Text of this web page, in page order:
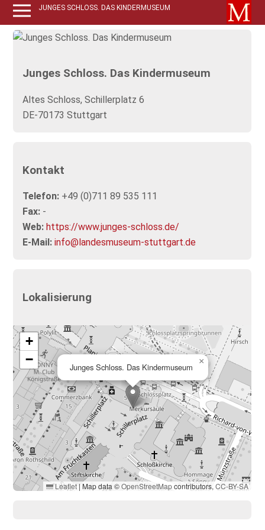
JUNGES SCHLOSS. DAS KINDERMUSEUM
Junges Schloss. Das Kindermuseum
Altes Schloss, Schillerplatz 6
DE-70173 Stuttgart
Kontakt
Telefon: +49 (0)711 89 535 111
Fax: -
Web: https://www.junges-schloss.de/
E-Mail: info@landesmuseum-stuttgart.de
Lokalisierung
Junges Schloss. Das Kindermuseum
×
+
−
Leaflet | Map data ©OpenStreetMapcontributors,CC-BY-SA